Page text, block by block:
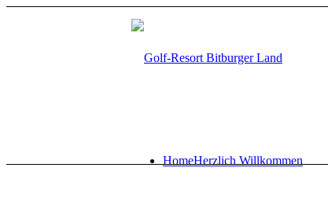
HomeHerzlich Willkommen